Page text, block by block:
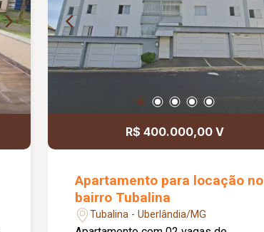
R$ 400.000,00 V
Apartamento para locação no
bairro Tubalina
Tubalina - Uberlândia/MG